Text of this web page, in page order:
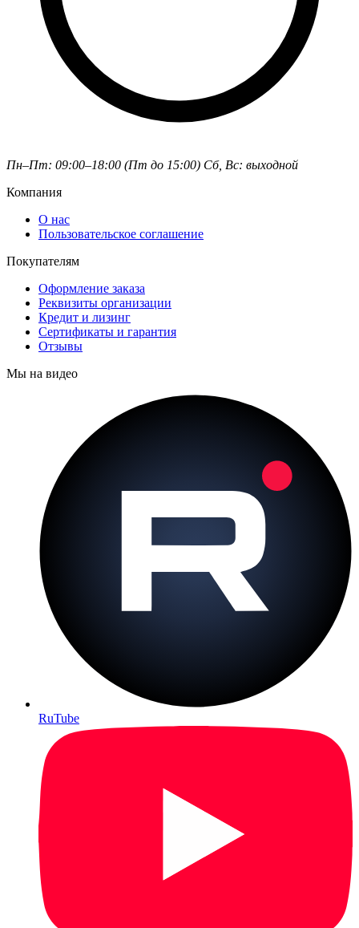
Пн–Пт: 09:00–18:00 (Пт до 15:00) Сб, Вс: выходной
Компания
О нас
Пользовательское соглашение
Покупателям
Оформление заказа
Реквизиты организации
Кредит и лизинг
Сертификаты и гарантия
Отзывы
Мы на видео
RuTube